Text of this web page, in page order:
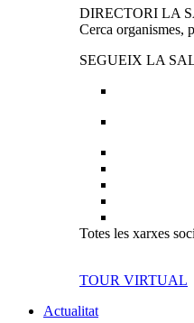
DIRECTORI LA
Cerca organismes,
SEGUEIX LA
Totes les xarxes
TOUR VIRTUAL
Actualitat